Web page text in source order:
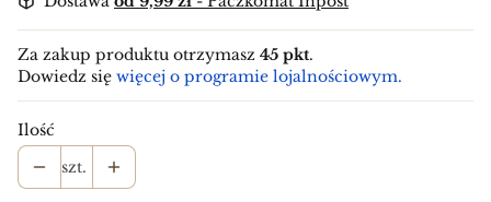
Za zakup produktu otrzymasz 45 pkt.
Dowiedz się więcej o programie lojalnościowym.
Ilość
szt.